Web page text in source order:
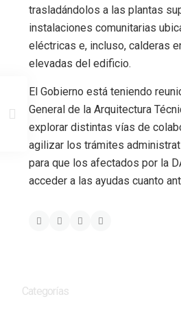
trasladándolos a las plantas
instalaciones comunitarias
eléctricas e, incluso, calderas
elevadas del edificio.
El Gobierno está teniendo
General de la Arquitectura
explorar distintas vías de
agilizar los trámites
para que los afectados por la
acceder a las ayudas cuanto
Categorías